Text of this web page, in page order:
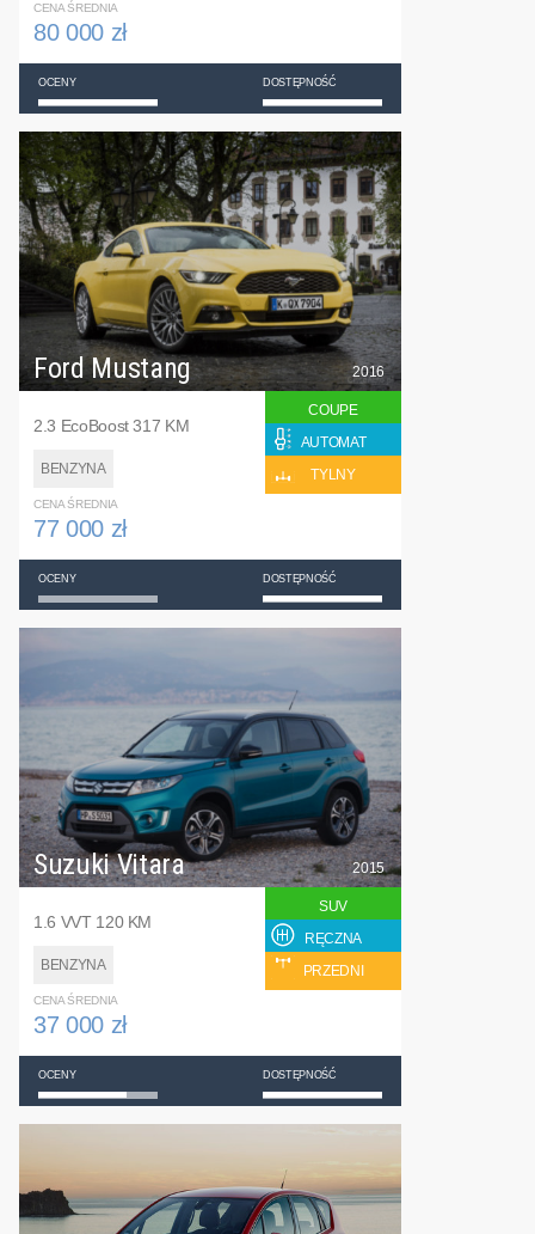
CENA ŚREDNIA
80 000 zł
OCENY DOSTĘPNOŚĆ
Ford Mustang
2.3 EcoBoost 317 KM
BENZYNA
2016
COUPE
AUTOMAT
TYLNY
CENA ŚREDNIA
77 000 zł
OCENY DOSTĘPNOŚĆ
Suzuki Vitara
1.6 VVT 120 KM
BENZYNA
2015
SUV
RĘCZNA
PRZEDNI
CENA ŚREDNIA
37 000 zł
OCENY DOSTĘPNOŚĆ